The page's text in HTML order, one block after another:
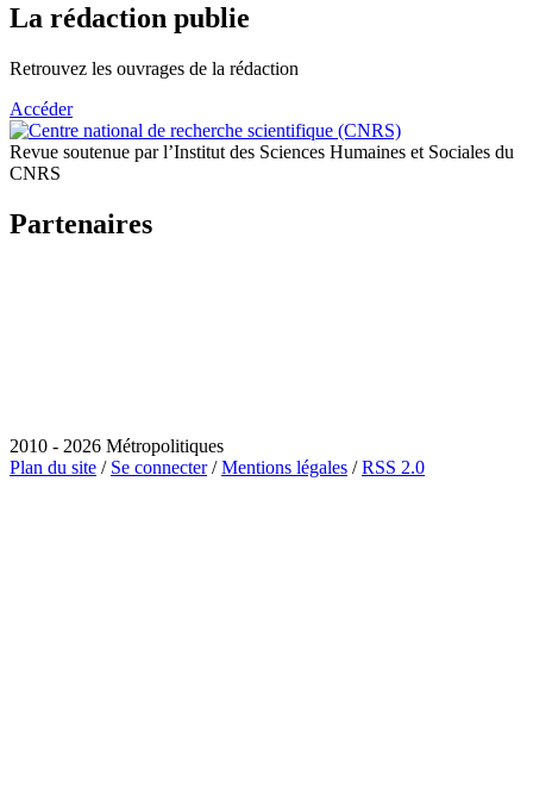
La rédaction publie
Retrouvez les ouvrages de la rédaction
Accéder
Revue soutenue par l’Institut des Sciences Humaines et Sociales du
CNRS
Partenaires
2010 - 2026 Métropolitiques
Plan du site / Se connecter/Mentions légales /RSS 2.0